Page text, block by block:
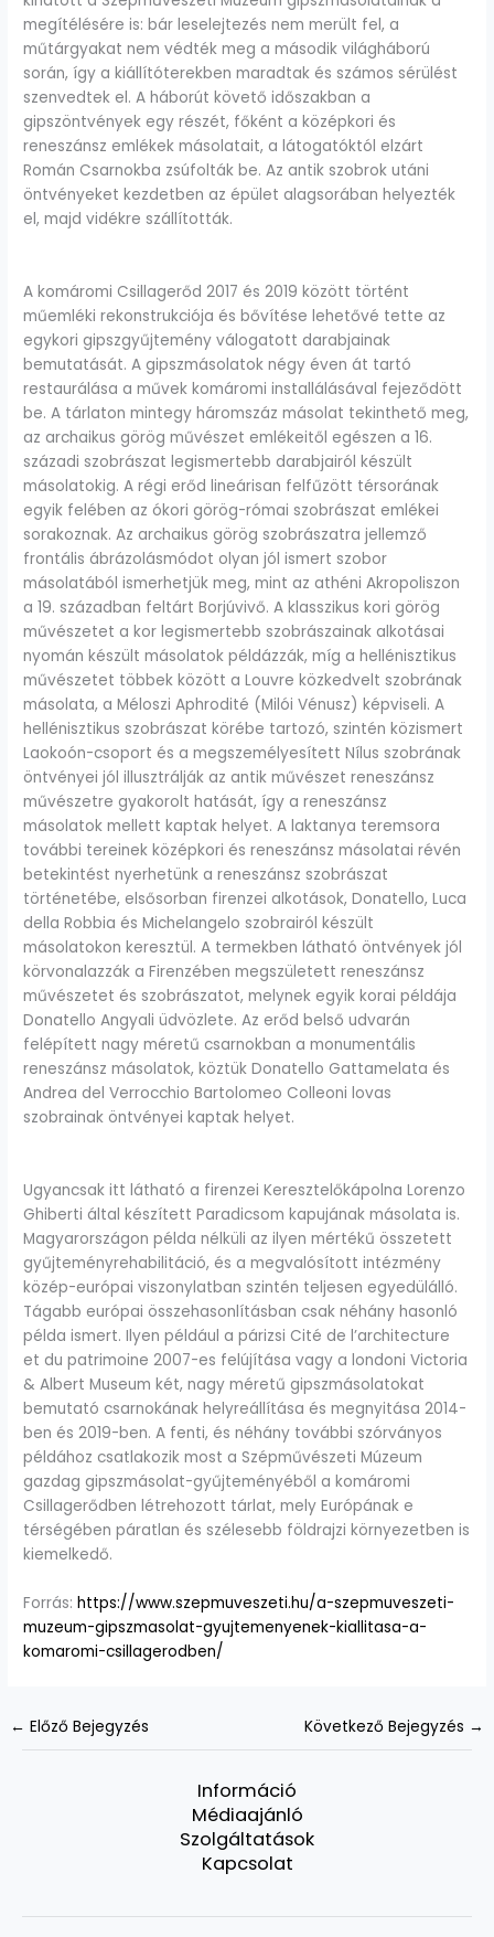
megítélésére is: bár leselejtezés nem merült fel, a
műtárgyakat nem védték meg a második világháború
során, így a kiállítóterekben maradtak és számos sérülést
szenvedtek el. A háborút követő időszakban a
gipszöntvények egy részét, főként a középkori és
reneszánsz emlékek másolatait, a látogatóktól elzárt
Román Csarnokba zsúfolták be. Az antik szobrok utáni
öntvényeket kezdetben az épület alagsorában helyezték
el, majd vidékre szállították.
A komáromi Csillagerőd 2017 és 2019 között történt
műemléki rekonstrukciója és bővítése lehetővé tette az
egykori gipszgyűjtemény válogatott darabjainak
bemutatását. A gipszmásolatok négy éven át tartó
restaurálása a művek komáromi installálásával fejeződött
be. A tárlaton mintegy háromszáz másolat tekinthető meg,
az archaikus görög művészet emlékeitől egészen a 16.
századi szobrászat legismertebb darabjairól készült
másolatokig. A régi erőd lineárisan felfűzött térsorának
egyik felében az ókori görög-római szobrászat emlékei
sorakoznak. Az archaikus görög szobrászatra jellemző
frontális ábrázolásmódot olyan jól ismert szobor
másolatából ismerhetjük meg, mint az athéni Akropoliszon
a 19. században feltárt Borjúvivő. A klasszikus kori görög
művészetet a kor legismertebb szobrászainak alkotásai
nyomán készült másolatok példázzák, míg a hellénisztikus
művészetet többek között a Louvre közkedvelt szobrának
másolata, a Méloszi Aphrodité (Milói Vénusz) képviseli. A
hellénisztikus szobrászat körébe tartozó, szintén közismert
Laokoón-csoport és a megszemélyesített Nílus szobrának
öntvényei jól illusztrálják az antik művészet reneszánsz
művészetre gyakorolt hatását, így a reneszánsz
másolatok mellett kaptak helyet. A laktanya teremsora
további tereinek középkori és reneszánsz másolatai révén
betekintést nyerhetünk a reneszánsz szobrászat
történetébe, elsősorban firenzei alkotások, Donatello, Luca
della Robbia és Michelangelo szobrairól készült
másolatokon keresztül. A termekben látható öntvények jól
körvonalazzák a Firenzében megszületett reneszánsz
művészetet és szobrászatot, melynek egyik korai példája
Donatello Angyali üdvözlete. Az erőd belső udvarán
felépített nagy méretű csarnokban a monumentális
reneszánsz másolatok, köztük Donatello Gattamelata és
Andrea del Verrocchio Bartolomeo Colleoni lovas
szobrainak öntvényei kaptak helyet.
Ugyancsak itt látható a firenzei Keresztelőkápolna Lorenzo
Ghiberti által készített Paradicsom kapujának másolata is.
Magyarországon példa nélküli az ilyen mértékű összetett
gyűjteményrehabilitáció, és a megvalósított intézmény
közép-európai viszonylatban szintén teljesen egyedülálló.
Tágabb európai összehasonlításban csak néhány hasonló
példa ismert. Ilyen például a párizsi Cité de l’architecture
et du patrimoine 2007-es felújítása vagy a londoni Victoria
& Albert Museum két, nagy méretű gipszmásolatokat
bemutató csarnokának helyreállítása és megnyitása 2014-
ben és 2019-ben. A fenti, és néhány további szórványos
példához csatlakozik most a Szépművészeti Múzeum
gazdag gipszmásolat-gyűjteményéből a komáromi
Csillagerődben létrehozott tárlat, mely Európának e
térségében páratlan és szélesebb földrajzi környezetben is
kiemelkedő.
Forrás:https://www.szepmuveszeti.hu/a-szepmuveszeti-
muzeum-gipszmasolat-gyujtemenyenek-kiallitasa-a-
komaromi-csillagerodben/
← Előző Bejegyzés Következő Bejegyzés →
Információ
Médiaajánló
Szolgáltatások
Kapcsolat